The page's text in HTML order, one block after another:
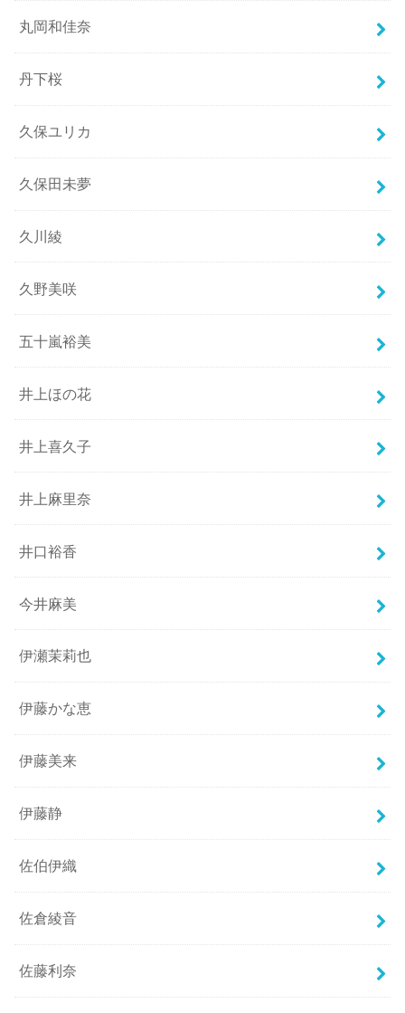
丸岡和佳奈
丹下桜
久保ユリカ
久保田未夢
久川綾
久野美咲
五十嵐裕美
井上ほの花
井上喜久子
井上麻里奈
井口裕香
今井麻美
伊瀬茉莉也
伊藤かな恵
伊藤美来
伊藤静
佐伯伊織
佐倉綾音
佐藤利奈